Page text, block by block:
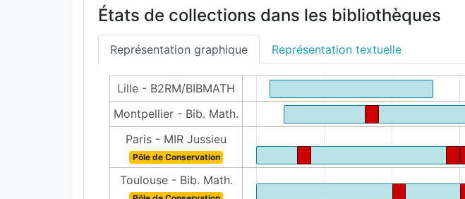
États de collections dans les bibliothèques
Représentation graphique Représentation textuelle
Lille - B2RM/BIBMATH
Montpellier - Bib. Math.
Paris - MIR Jussieu
Pôle de Conservation
Toulouse - Bib. Math.